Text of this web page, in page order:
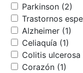
Parkinson (2)
Alzheimer (1)
Celiaquía (1)
Corazón (1)